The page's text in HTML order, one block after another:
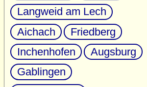
Langweid am Lech
Aichach
Friedberg
Inchenhofen
Augsburg
Gablingen